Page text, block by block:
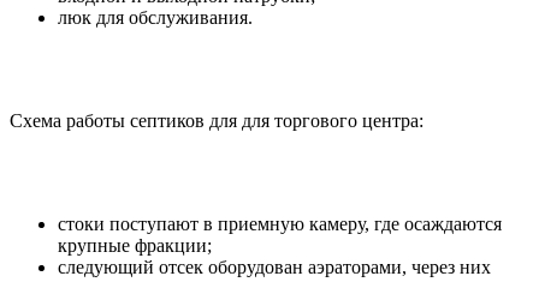
люк для обслуживания.
Схема работы септиков для для торгового центра:
стоки поступают в приемную камеру, где осаждаются
крупные фракции;
следующий отсек оборудован аэраторами, через них